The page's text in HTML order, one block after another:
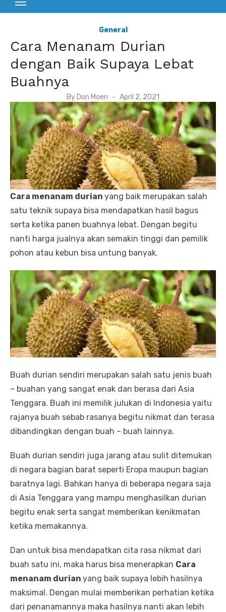
General
Cara Menanam Durian
dengan Baik Supaya Lebat
Buahnya
By Don Moen
P
o
s
t
e
d
o
n
April 2, 2021
Cara menanam durian yang baik merupakan salah
satu teknik supaya bisa mendapatkan hasil bagus
serta ketika panen buahnya lebat. Dengan begitu
nanti harga jualnya akan semakin tinggi dan pemilik
pohon atau kebun bisa untung banyak.
Buah durian sendiri merupakan salah satu jenis buah
– buahan yang sangat enak dan berasa dari Asia
Tenggara. Buah ini memilik julukan di Indonesia yaitu
rajanya buah sebab rasanya begitu nikmat dan terasa
dibandingkan dengan buah – buah lainnya.
Buah durian sendiri juga jarang atau sulit ditemukan
di negara bagian barat seperti Eropa maupun bagian
baratnya lagi. Bahkan hanya di beberapa negara saja
di Asia Tenggara yang mampu menghasilkan durian
begitu enak serta sangat memberikan kenikmatan
ketika memakannya.
Dan untuk bisa mendapatkan cita rasa nikmat dari
buah satu ini, maka harus bisa menerapkan Cara
menanam durian yang baik supaya lebih hasilnya
maksimal. Dengan mulai memberikan perhatian ketika
dari penanamannya maka hasilnya nanti akan lebih